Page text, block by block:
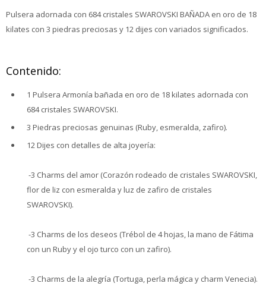
Pulsera adornada con 684 cristales SWAROVSKI BAÑADA en oro de 18
kilates con 3 piedras preciosas y 12 dijes con variados significados.
Contenido:
1 Pulsera Armonía bañada en oro de 18 kilates adornada con
684 cristales SWAROVSKI.
3 Piedras preciosas genuinas (Ruby, esmeralda, zafiro).
12 Dijes con detalles de alta joyería:
-3 Charms del amor (Corazón rodeado de cristales SWAROVSKI,
flor de liz con esmeralda y luz de zafiro de cristales
SWAROVSKI).
-3 Charms de los deseos (Trébol de 4 hojas, la mano de Fátima
con un Ruby y el ojo turco con un zafiro).
-3 Charms de la alegría (Tortuga, perla mágica y charm Venecia).